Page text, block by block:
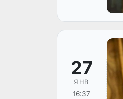
27
ЯНВ
16:37